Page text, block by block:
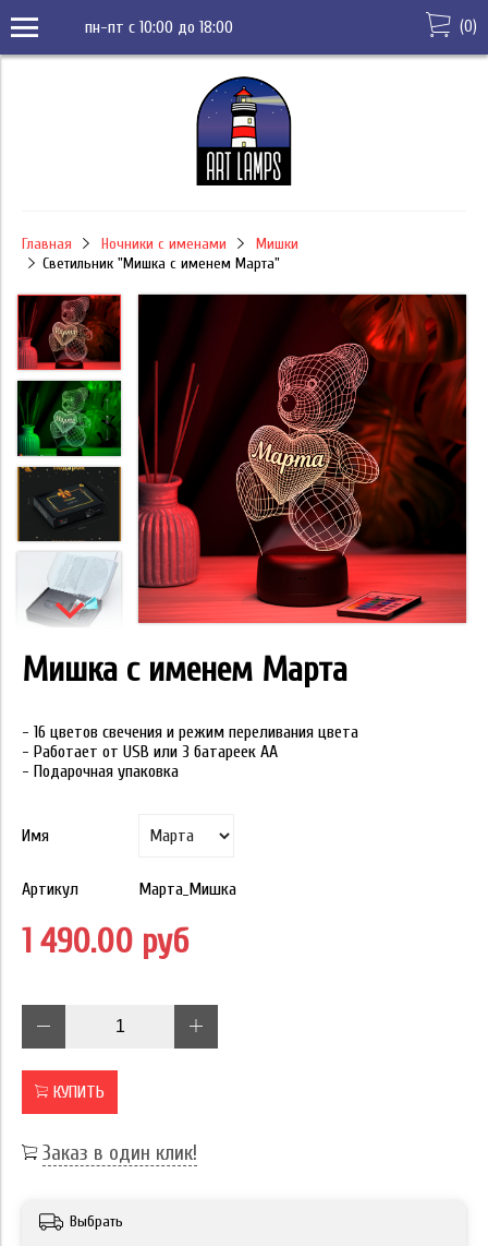
пн-пт с 10:00 до 18:00 (0)
Главная Ночники с именами
Мишки
Светильник "Мишка с именем Марта"
Мишка с именем Марта
- 16 цветов свечения и режим переливания цвета
- Работает от USB или 3 батареек АА
- Подарочная упаковка
Имя
Артикул Марта_Мишка
1 490.00 руб
КУПИТЬ
Заказ в один клик!
Выбрать